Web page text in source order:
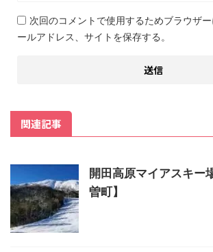
次回のコメントで使用するためブラウザ
ールアドレス、サイトを保存する。
関連記事
開田高原マイアスキー
曽町】